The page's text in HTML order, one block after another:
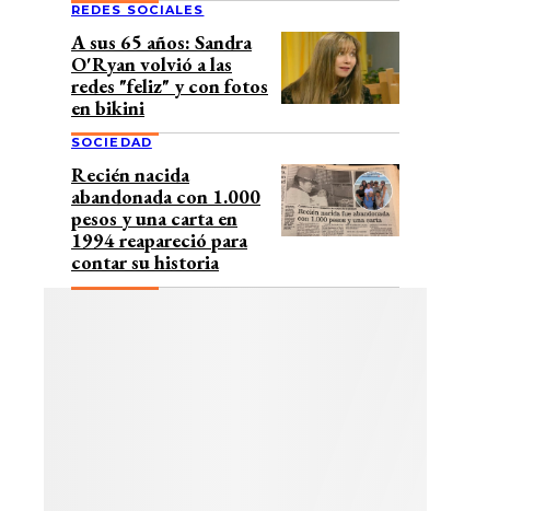
REDES SOCIALES
A sus 65 años: Sandra
O'Ryan volvió a las
redes "feliz" y con fotos
en bikini
SOCIEDAD
Recién nacida
abandonada con 1.000
pesos y una carta en
1994 reapareció para
contar su historia